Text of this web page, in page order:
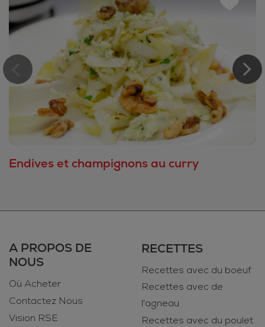
Endives et champignons au curry
A PROPOS DE
NOUS
Où Acheter
Contactez Nous
Vision RSE
RECETTES
Recettes avec du boeuf
Recettes avec de
l'agneau
Recettes avec du poulet